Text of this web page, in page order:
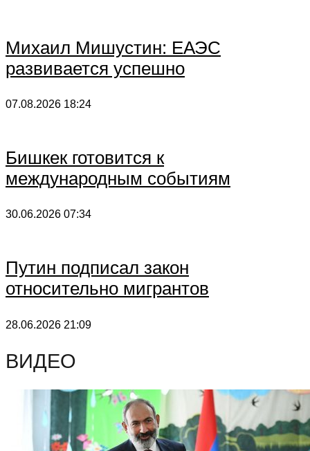
Михаил Мишустин: ЕАЭС
развивается успешно
07.08.2026 18:24
Бишкек готовится к
международным событиям
30.06.2026 07:34
Путин подписал закон
относительно мигрантов
28.06.2026 21:09
ВИДЕО